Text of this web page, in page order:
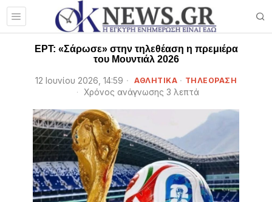
ΕΡΤ: «Σάρωσε» στην τηλεθέαση η πρεμιέρα
του Μουντιάλ 2026
12 Ιουνίου 2026, 14:59 ΑΘΛΗΤΙΚΑ · ΤΗΛΕΟΡΑΣΗ
Χρόνος ανάγνωσης 3 λεπτά